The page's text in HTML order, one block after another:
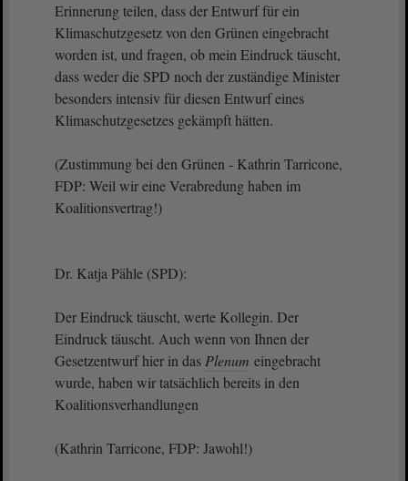
Erinnerung teilen, dass der Entwurf für ein
Klimaschutzgesetz von den Grünen eingebracht
worden ist, und fragen, ob mein Eindruck täuscht,
dass weder die SPD noch der zuständige Minister
besonders intensiv für diesen Entwurf eines
Klimaschutzgesetzes gekämpft hätten.
(Zustimmung bei den Grünen - Kathrin Tarricone,
FDP: Weil wir eine Verabredung haben im
Koalitionsvertrag!)
Dr. Katja Pähle (SPD):
Der Eindruck täuscht, werte Kollegin. Der
Eindruck täuscht. Auch wenn von Ihnen der
Gesetzentwurf hier in das Plenum eingebracht
wurde, haben wir tatsächlich bereits in den
Koalitionsverhandlungen
(Kathrin Tarricone, FDP: Jawohl!)